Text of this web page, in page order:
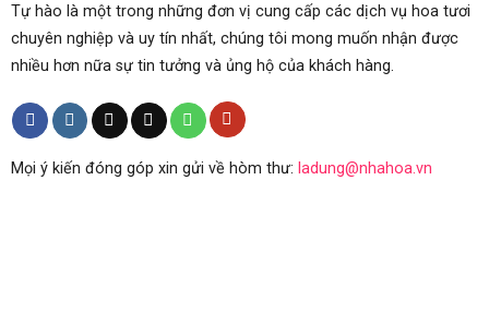
Tự hào là một trong những đơn vị cung cấp các dịch vụ hoa tươi
chuyên nghiệp và uy tín nhất, chúng tôi mong muốn nhận được
nhiều hơn nữa sự tin tưởng và ủng hộ của khách hàng.
Mọi ý kiến đóng góp xin gửi về hòm thư: ladung@nhahoa.vn